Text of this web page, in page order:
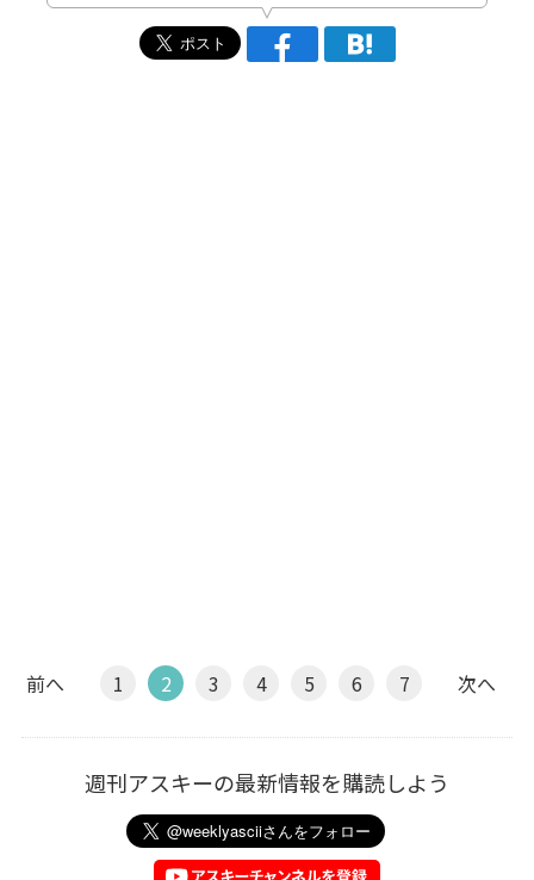
前へ 1 2 3 4 5 6 7 次へ
週刊アスキーの最新情報を購読しよう